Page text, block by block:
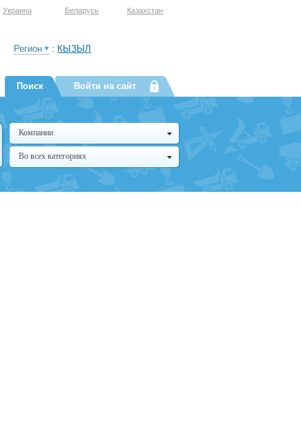
Украина Беларусь Казахстан
Регион : КЫЗЫЛ
Поиск Войти на сайт
Компании
Во всех категориях